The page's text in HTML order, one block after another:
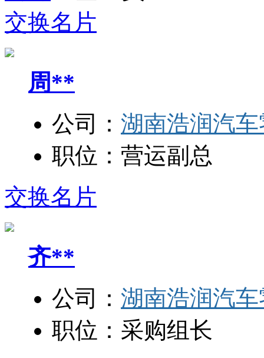
交换名片
周**
公司： 湖南浩润汽
职位： 营运副总
交换名片
齐**
公司： 湖南浩润汽
职位： 采购组长